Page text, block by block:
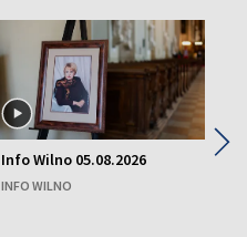
Info Wilno 05.08.2026
INFO WILNO
▶